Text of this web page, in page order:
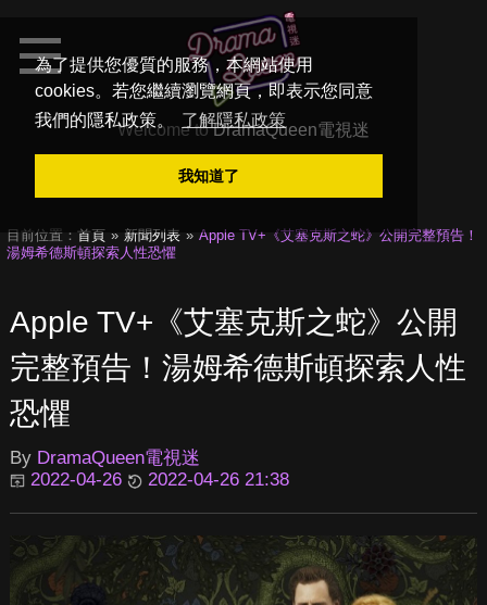
為了提供您優質的服務，本網站使用
cookies。若您繼續瀏覽網頁，即表示您同意
我們的隱私政策。
了解隱私政策
我知道了
Welcome toDramaQueen電視迷
目前位置： 首頁 新聞列表
Apple TV+《艾塞克斯之蛇》公開完整預告！
湯姆希德斯頓探索人性恐懼
Apple TV+《艾塞克斯之蛇》公開
完整預告！湯姆希德斯頓探索人性
恐懼
By DramaQueen電視迷
2022-04-26
2022-04-26 21:38